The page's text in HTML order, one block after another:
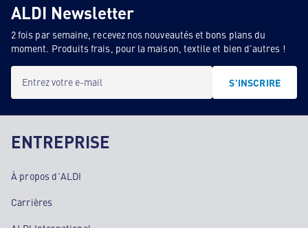
ALDI Newsletter
2 fois par semaine, recevez nos nouveautés et bons plans du
moment. Produits frais, pour la maison, textile et bien d'autres !
Entrez votre e-mail S'INSCRIRE
ENTREPRISE
À propos d'ALDI
Carrières